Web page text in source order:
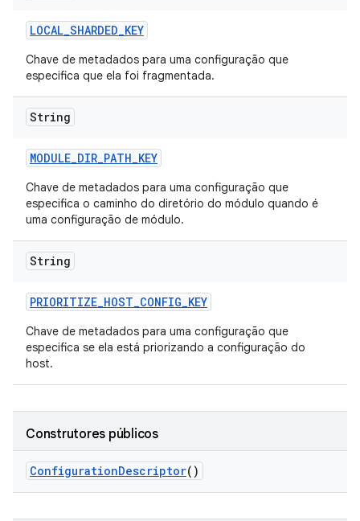
LOCAL_SHARDED_KEY
Chave de metadados para uma configuração que
especifica que ela foi fragmentada.
String
MODULE_DIR_PATH_KEY
Chave de metadados para uma configuração que
especifica o caminho do diretório do módulo quando é
uma configuração de módulo.
String
PRIORITIZE_HOST_CONFIG_KEY
Chave de metadados para uma configuração que
especifica se ela está priorizando a configuração do
host.
Construtores públicos
ConfigurationDescriptor()